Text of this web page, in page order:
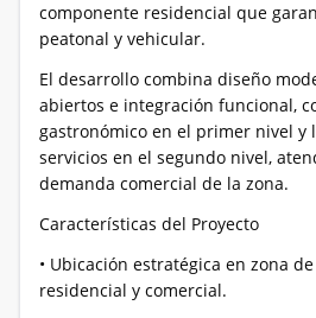
componente residencial que
peatonal y vehicular.
El desarrollo combina diseño
abiertos e integración funcional,
gastronómico en el primer nivel y
servicios en el segundo nivel,
demanda comercial de la zona.
Características del Proyecto
• Ubicación estratégica en zona
residencial y comercial.